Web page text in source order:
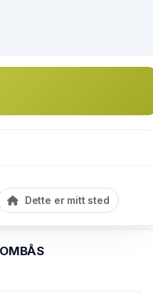
Dette er mitt sted